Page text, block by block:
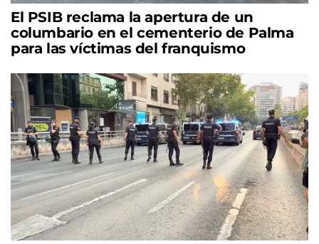
El PSIB reclama la apertura de un
columbario en el cementerio de Palma
para las víctimas del franquismo